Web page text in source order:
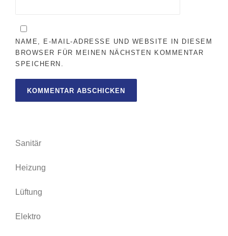
NAME, E-MAIL-ADRESSE UND WEBSITE IN DIESEM
BROWSER FÜR MEINEN NÄCHSTEN KOMMENTAR
SPEICHERN.
Sanitär
Heizung
Lüftung
Elektro